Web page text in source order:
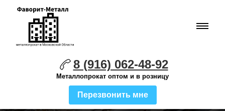
8 (916) 062-48-92
Металлопрокат оптом и в розницу
Перезвонить мне